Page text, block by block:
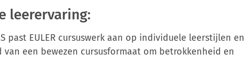
leerervaring:
past EULER cursuswerk aan op individuele leerstijlen en
een bewezen cursusformaat om betrokkenheid en